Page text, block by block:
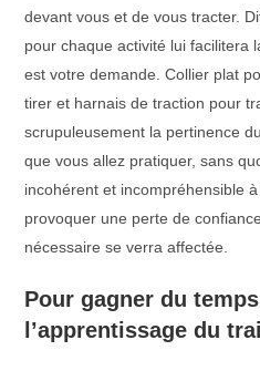
devant vous et de vous tracter.
pour chaque activité lui facilitera
est votre demande. Collier plat
tirer et harnais de traction pour
scrupuleusement la pertinence
que vous allez pratiquer, sans
incohérent et incompréhensible
provoquer une perte de
nécessaire se verra affectée.
Pour gagner du
l’apprentissage du